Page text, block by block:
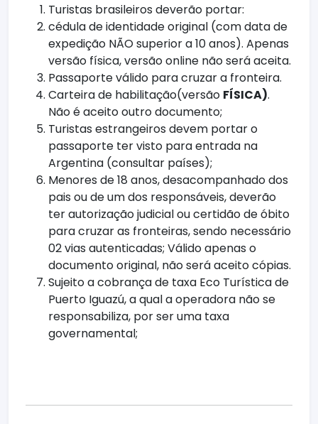
Turistas brasileiros deverão portar:
cédula de identidade original (com data de
expedição NÃO superior a 10 anos). Apenas
versão física, versão online não será aceita.
Passaporte válido para cruzar a fronteira.
Carteira de habilitação(versão FÍSICA).
Não é aceito outro documento;
Turistas estrangeiros devem portar o
passaporte ter visto para entrada na
Argentina (consultar países);
Menores de 18 anos, desacompanhado dos
pais ou de um dos responsáveis, deverão
ter autorização judicial ou certidão de óbito
para cruzar as fronteiras, sendo necessário
02 vias autenticadas; Válido apenas o
documento original, não será aceito cópias.
Sujeito a cobrança de taxa Eco Turística de
Puerto Iguazú, a qual a operadora não se
responsabiliza, por ser uma taxa
governamental;